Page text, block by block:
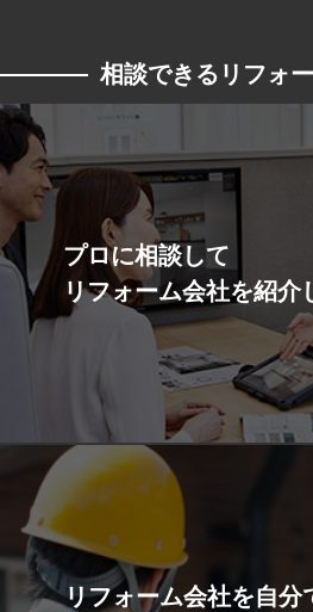
相談できるリフォ
プロに相談して
リフォーム会社を紹介
リフォーム会社を自分